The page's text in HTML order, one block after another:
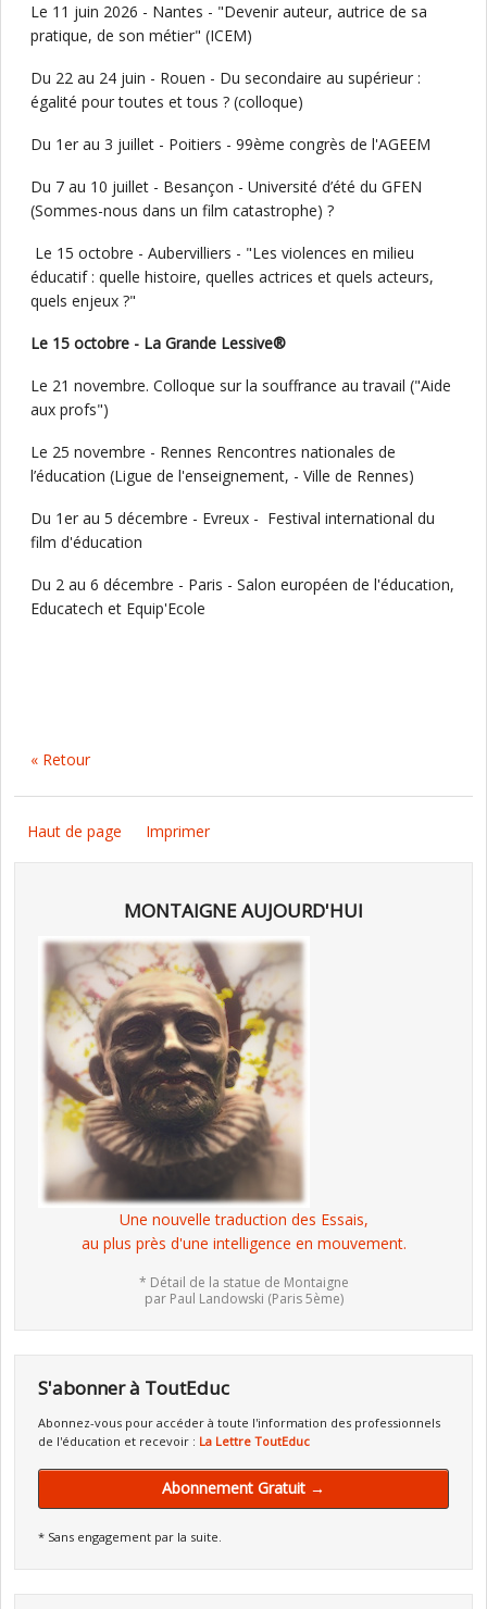
Le 11 juin 2026 - Nantes - "Devenir auteur, autrice de sa
pratique, de son métier" (ICEM)
Du 22 au 24 juin - Rouen - Du secondaire au supérieur :
égalité pour toutes et tous ? (colloque)
Du 1er au 3 juillet - Poitiers - 99ème congrès de l'AGEEM
Du 7 au 10 juillet - Besançon - Université d’été du GFEN
(Sommes-nous dans un film catastrophe) ?
Le 15 octobre - Aubervilliers - "Les violences en milieu
éducatif : quelle histoire, quelles actrices et quels acteurs,
quels enjeux ?"
Le 15 octobre - La Grande Lessive®
Le 21 novembre. Colloque sur la souffrance au travail ("Aide
aux profs")
Le 25 novembre - Rennes Rencontres nationales de
l’éducation (Ligue de l'enseignement, - Ville de Rennes)
Du 1er au 5 décembre - Evreux - Festival international du
film d'éducation
Du 2 au 6 décembre - Paris - Salon européen de l'éducation,
Educatech et Equip'Ecole
« Retour
Haut de page Imprimer
MONTAIGNE AUJOURD'HUI
Une nouvelle traduction des Essais,
au plus près d'une intelligence en mouvement.
* Détail de la statue de Montaigne
par Paul Landowski (Paris 5ème)
S'abonner à ToutEduc
Abonnez-vous pour accéder à toute l'information des professionnels
de l'éducation et recevoir : La Lettre ToutEduc
Abonnement Gratuit →
* Sans engagement par la suite.